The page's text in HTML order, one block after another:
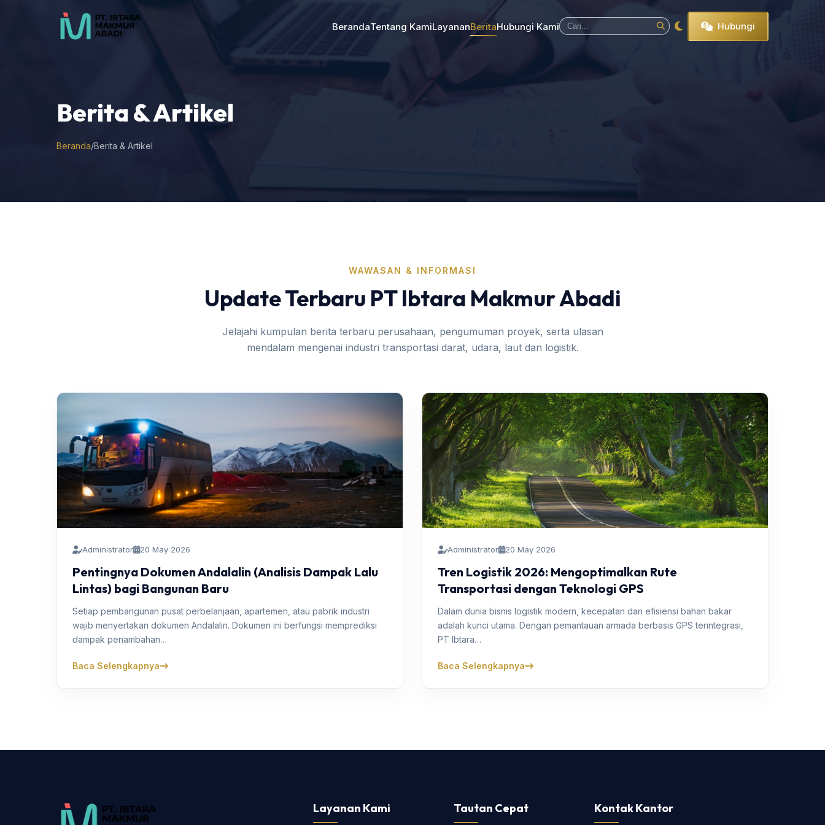
BerandaTentang KamiLayananBeritaHubungi Kami Hubungi
Berita & Artikel
Beranda/Berita & Artikel
WAWASAN & INFORMASI
Update Terbaru PT Ibtara Makmur Abadi
Jelajahi kumpulan berita terbaru perusahaan, pengumuman proyek, serta ulasan
mendalam mengenai industri transportasi darat, udara, laut dan logistik.
Administrator 20 May 2026
Pentingnya Dokumen Andalalin (Analisis Dampak Lalu
Lintas) bagi Bangunan Baru
Setiap pembangunan pusat perbelanjaan, apartemen, atau pabrik industri
wajib menyertakan dokumen Andalalin. Dokumen ini berfungsi memprediksi
dampak penambahan…
Baca Selengkapnya
Administrator 20 May 2026
Tren Logistik 2026: Mengoptimalkan Rute
Transportasi dengan Teknologi GPS
Dalam dunia bisnis logistik modern, kecepatan dan efisiensi bahan bakar
adalah kunci utama. Dengan pemantauan armada berbasis GPS terintegrasi,
PT Ibtara…
Baca Selengkapnya
Layanan Kami Tautan Cepat Kontak Kantor